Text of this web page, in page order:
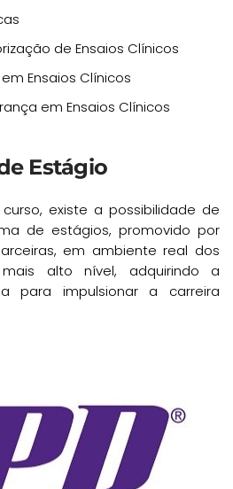
de Ensaios Clínicos
Ensaios Clínicos
em Ensaios Clínicos
Estágio
existe a possibilidade de
de estágios, promovido por
em ambiente real dos
alto nível, adquirindo a
para impulsionar a carreira